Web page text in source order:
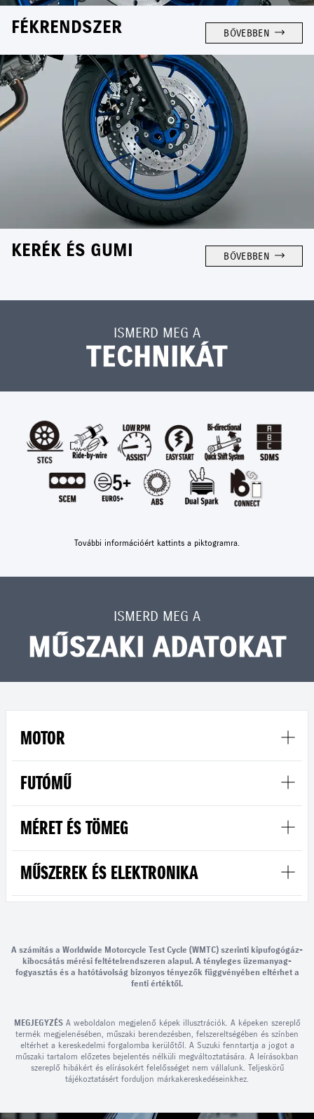
FÉKRENDSZER BŐVEBBEN
KERÉK ÉS GUMI BŐVEBBEN
ISMERD MEG A
TECHNIKÁT
További információért kattints a piktogramra.
ISMERD MEG A
MŰSZAKI ADATOKAT
MOTOR
FUTÓMŰ
MÉRET ÉS TÖMEG
MŰSZEREK ÉS ELEKTRONIKA
A számítás a Worldwide Motorcycle Test Cycle (WMTC) szerinti kipufogógáz-
kibocsátás mérési feltételrendszeren alapul. A tényleges üzemanyag-
fogyasztás és a hatótávolság bizonyos tényezők függvényében eltérhet a
fenti értéktől.
MEGJEGYZÉSA weboldalon megjelenő képek illusztrációk. A képeken szereplő
termék megjelenésében, műszaki berendezésben, felszereltségében és színben
eltérhet a kereskedelmi forgalomba kerülőtől. A Suzuki fenntartja a jogot a
műszaki tartalom előzetes bejelentés nélküli megváltoztatására. A leírásokban
szereplő hibákért és elírásokért felelősséget nem vállalunk. Teljeskörű
tájékoztatásért forduljon márkakereskedéseinkhez.